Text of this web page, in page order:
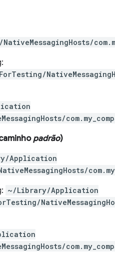
padrão)
Application
~/Library/Application